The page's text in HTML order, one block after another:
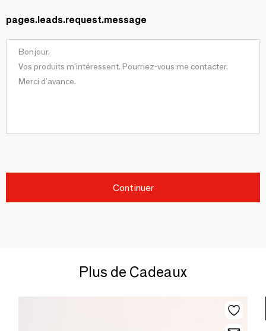
pages.leads.request.message
Continuer
Plus de Cadeaux